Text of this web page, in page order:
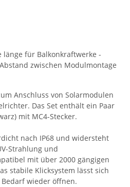
länge für Balkonkraftwerke -
zwischen Modulmontage
Anschluss von Solarmodulen
Das Set enthält ein Paar
mit MC4-Stecker.
nach IP68 und widersteht
Strahlung und
mit über 2000 gängigen
stabile Klicksystem lässt sich
wieder öffnen.